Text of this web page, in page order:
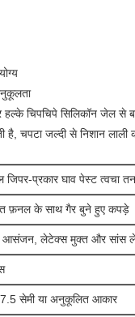
चिपचिपे सिलिकॉन जेल से
है, चपटा जल्दी से निशान
जिपर-प्रकार घाव पेस्ट त्वचा
फ़नल के साथ गैर बुने हुए कपड़े
लेटेक्स मुक्त और सांस
सेमी या अनुकूलित आकार